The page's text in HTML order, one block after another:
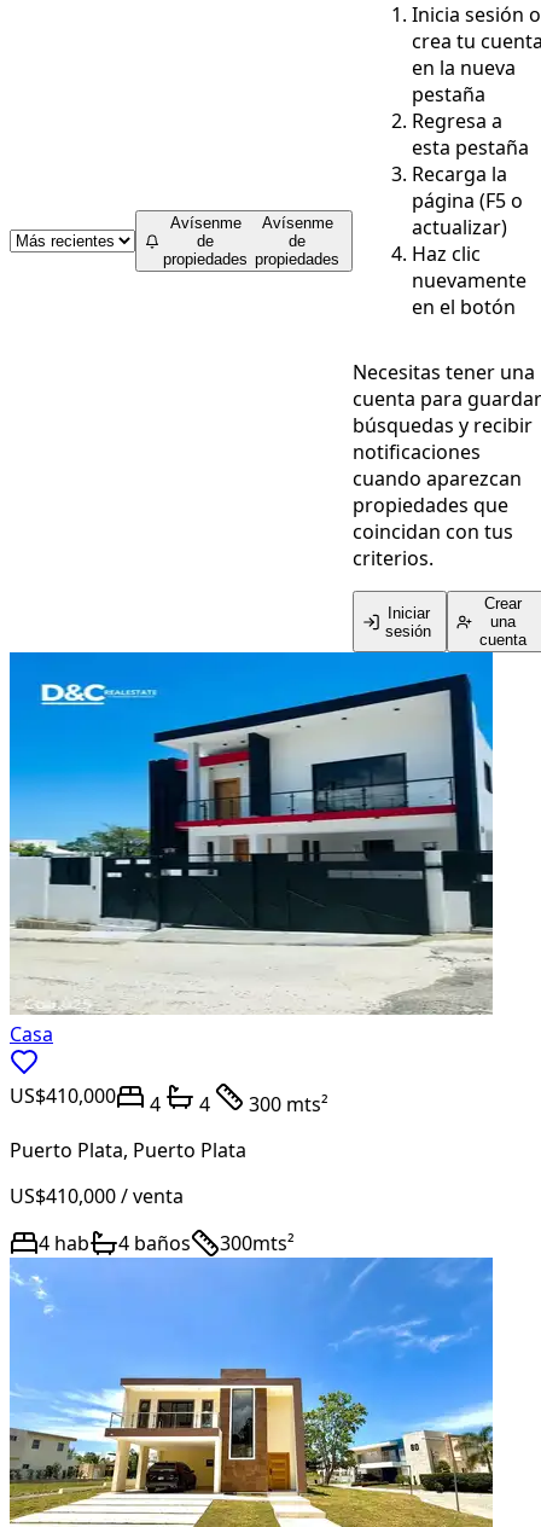
Avísenme
de
propiedades
Avísenme
de
propiedades
Inicia sesión o
crea tu
en la nueva
pestaña
Regresa a
esta pestaña
Recarga la
página (F5 o
actualizar)
Haz clic
nuevamente
en el botón
Necesitas tener una
cuenta para guardar
búsquedas y recibir
notificaciones
cuando aparezcan
propiedades que
coincidan con tus
criterios.
Iniciar
sesión
Crear
una
cuenta
Casa
US$410,000 4 4
300 mts²
Puerto Plata, Puerto Plata
US$410,000/ venta
4 hab 4 baños 300mts²